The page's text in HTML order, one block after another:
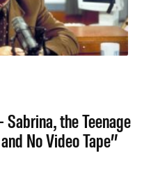
Sabrina, the Teenage
No Video Tape”